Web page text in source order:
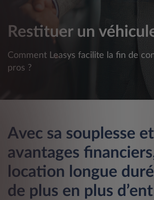
Restituer un
Comment Leasys facilite la fin de
pros ?
Avec sa souplesse
avantages
location longue
de plus en plus